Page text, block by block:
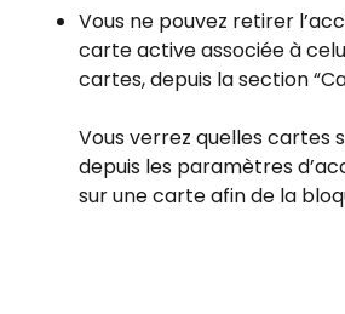
Vous ne pouvez retirer
carte active associée à
cartes, depuis la section
Vous verrez quelles cartes
depuis les paramètres
sur une carte afin de la